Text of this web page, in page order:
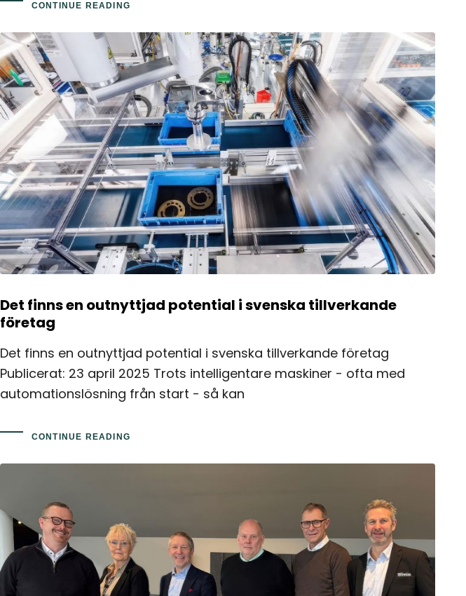
CONTINUE READING
Det finns en outnyttjad potential i svenska tillverkande
företag
Det finns en outnyttjad potential i svenska tillverkande företag
Publicerat: 23 april 2025 Trots intelligentare maskiner - ofta med
automationslösning från start - så kan
CONTINUE READING